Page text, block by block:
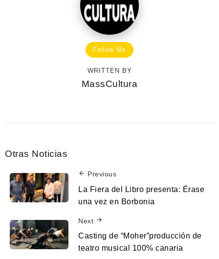
Follow Me
WRITTEN BY
MassCultura
Otras Noticias
Previous
La Fiera del Libro presenta: Érase
una vez en Borbonia
Next
Casting de “Moher”producción de
teatro musical 100% canaria